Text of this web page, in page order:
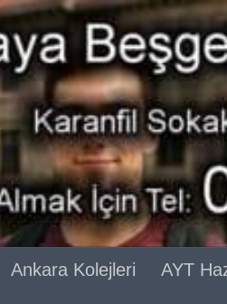
Ankara Kolejleri AYT